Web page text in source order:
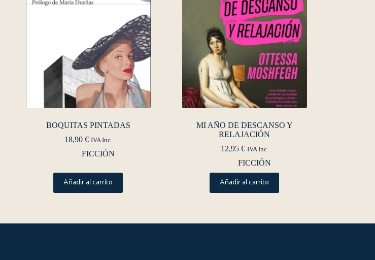
BOQUITAS PINTADAS
18,90 € IVA Inc.
FICCIÓN
Añadir al carrito
MI AÑO DE DESCANSO Y
RELAJACIÓN
12,95 € IVA Inc.
FICCIÓN
Añadir al carrito